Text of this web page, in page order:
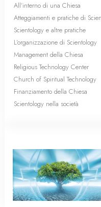
All’interno di una Chiesa
Atteggiamenti e pratiche di
Scientology e altre pratiche
L’organizzazione di Scientology
Management della Chiesa
Religious Technology Center
Church of Spiritual Technology
Finanziamento della Chiesa
Scientology nella società